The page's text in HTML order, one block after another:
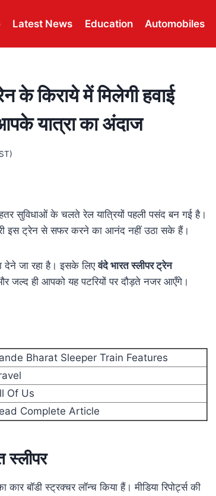
Latest News Education Automobiles
किराये में मिलेगी हवाई
यात्रा का अंदाज
सुविधाओं के चलते रेल यात्रियों पहली पसंद बन गई है।
इस ट्रेन से सफर करने का आनंद नहीं उठा सके हैं।
देने जा रहा है। इसके लिएवंदे भारत स्लीपर ट्रेन
जल्द ही आपको यह पटरियों पर दौड़ते नजर आएँगे।
Bharat Sleeper Train Features
Of Us
Complete Article
बॉडी स्ट्रक्चर लॉन्च किया हैं। मीडिया रिपोर्ट्स की